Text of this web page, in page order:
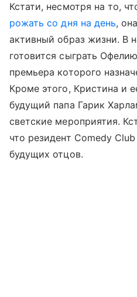
Кстати, несмотря на то,
рожать со дня на день,
активный образ жизни. В
готовится сыграть
премьера которого
Кроме этого, Кристина и
будущий папа Гарик
светские мероприятия.
что резидент Comedy
будущих отцов.